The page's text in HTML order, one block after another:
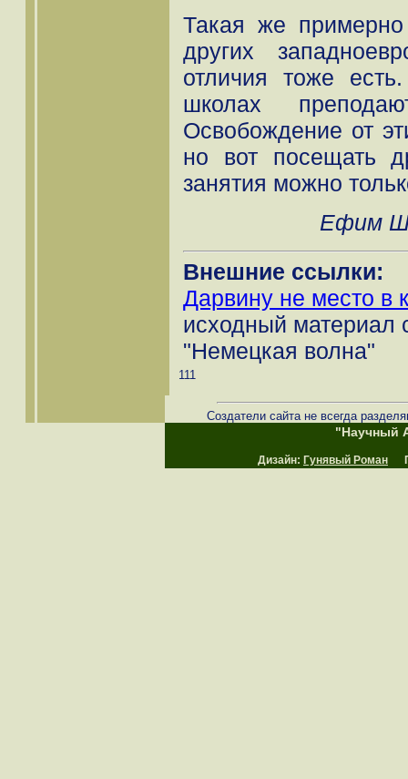
Такая же
других
отличия тоже
школах
Освобождение от
но вот посещать
занятия можно
Ефим
Внешние ссылки:
Дарвину не место в
исходный материал
"Немецкая волна"
111
Создатели сайта не всегда
"Научный
Дизайн: Гунявый Роман